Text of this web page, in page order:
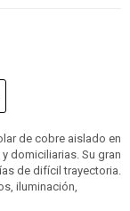
de cobre aislado en
domiciliarias. Su gran
de difícil trayectoria.
iluminación,